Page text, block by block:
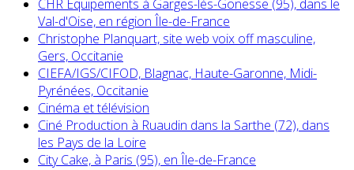
CHR Equipements à Garges-lès-Gonesse (95), dans le
Val-d'Oise, en région Île-de-France
Christophe Planquart, site web voix off masculine,
Gers, Occitanie
CIEFA/IGS/CIFOD, Blagnac, Haute-Garonne, Midi-
Pyrénées, Occitanie
Cinéma et télévision
Ciné Production à Ruaudin dans la Sarthe (72), dans
les Pays de la Loire
City Cake, à Paris (95), en Île-de-France